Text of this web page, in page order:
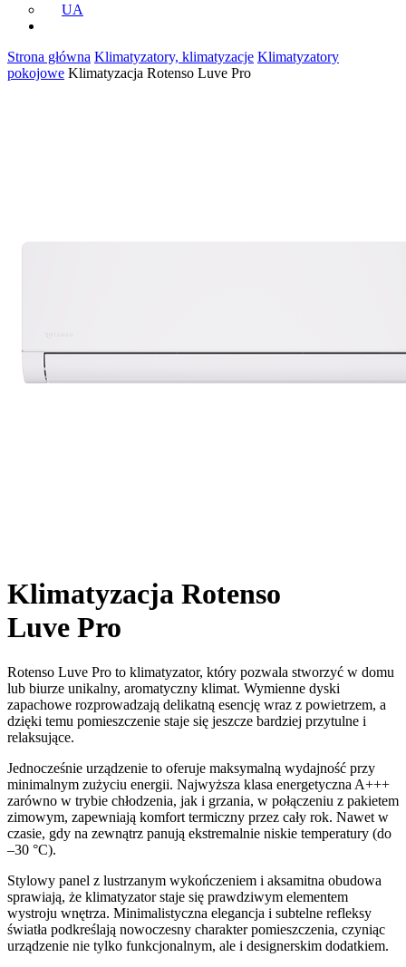
UA
Strona główna Klimatyzatory, klimatyzacje Klimatyzatory
pokojowe Klimatyzacja Rotenso Luve Pro
Klimatyzacja Rotenso
Luve Pro
Rotenso Luve Pro to klimatyzator, który pozwala stworzyć w domu
lub biurze unikalny, aromatyczny klimat. Wymienne dyski
zapachowe rozprowadzają delikatną esencję wraz z powietrzem, a
dzięki temu pomieszczenie staje się jeszcze bardziej przytulne i
relaksujące.
Jednocześnie urządzenie to oferuje maksymalną wydajność przy
minimalnym zużyciu energii. Najwyższa klasa energetyczna A+++
zarówno w trybie chłodzenia, jak i grzania, w połączeniu z pakietem
zimowym, zapewniają komfort termiczny przez cały rok. Nawet w
czasie, gdy na zewnątrz panują ekstremalnie niskie temperatury (do
–30 °C).
Stylowy panel z lustrzanym wykończeniem i aksamitna obudowa
sprawiają, że klimatyzator staje się prawdziwym elementem
wystroju wnętrza. Minimalistyczna elegancja i subtelne refleksy
światła podkreślają nowoczesny charakter pomieszczenia, czyniąc
urządzenie nie tylko funkcjonalnym, ale i designerskim dodatkiem.